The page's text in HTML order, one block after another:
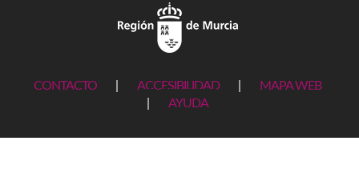
CONTACTO ACCESIBILIDAD
MAPA WEB
AYUDA